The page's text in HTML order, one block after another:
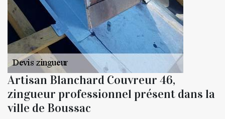
Artisan Blanchard Couvreur 46,
zingueur professionnel présent dans la
ville de Boussac